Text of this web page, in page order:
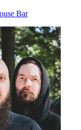
Bar